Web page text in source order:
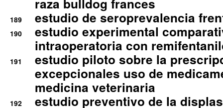
raza bulldog frances
189 estudio de seroprevalencia
190
estudio experimental
intraoperatoria con
191
estudio piloto sobre la
excepcionales uso de
medicina veterinaria
192
estudio preventivo de la